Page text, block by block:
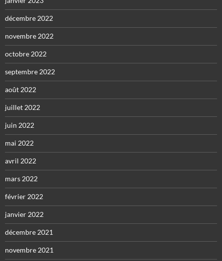
décembre 2022
novembre 2022
octobre 2022
septembre 2022
août 2022
juillet 2022
juin 2022
mai 2022
avril 2022
mars 2022
février 2022
janvier 2022
décembre 2021
novembre 2021